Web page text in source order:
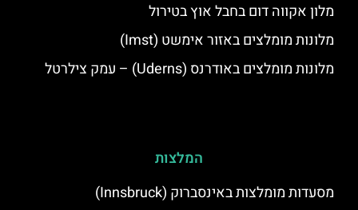
מלון אקווה דום בחבל אוץ בטירול
מלונות מומלצים באזור אימשט (Imst)
מלונות מומלצים באודרנס (Uderns) – עמק צילרטל
המלצות
מסעדות מומלצות באינסברוק (Innsbruck)